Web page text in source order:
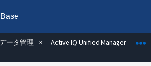
階層を展開/折りたたむ
データ管理 Active IQ Unified Manager